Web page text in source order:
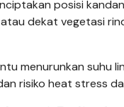
posisi
dekat vegetasi
menurunkan suhu
risiko heat stress